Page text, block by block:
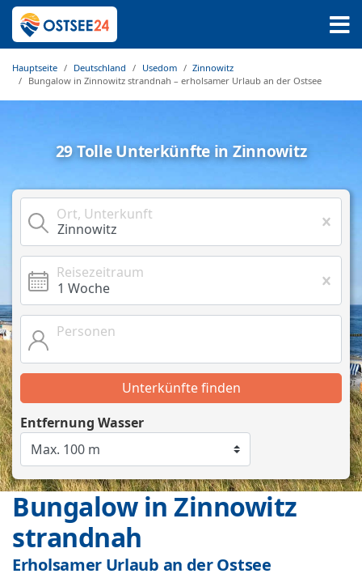
Hauptseite Deutschland Usedom
Zinnowitz
Bungalow in Zinnowitz strandnah – erholsamer Urlaub an der Ostsee
29 Tolle Unterkünfte in Zinnowitz
Ort, Unterkunft
Reisezeitraum
Personen
Unterkünfte finden
Entfernung Wasser
Bungalow in Zinnowitz
strandnah
Erholsamer Urlaub an der Ostsee